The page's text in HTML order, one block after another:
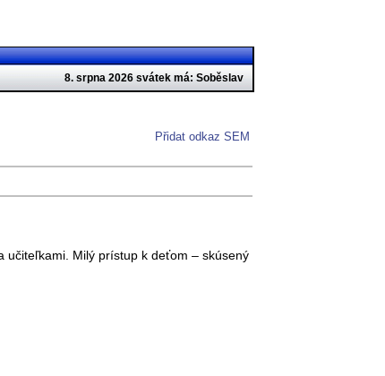
8. srpna 2026 svátek má: Soběslav
Přidat odkaz SEM
učiteľkami. Milý prístup k deťom – skúsený